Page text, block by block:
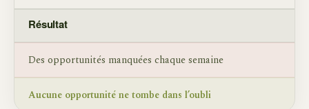
Résultat
Des opportunités manquées chaque semaine
Aucune opportunité ne tombe dans l’oubli